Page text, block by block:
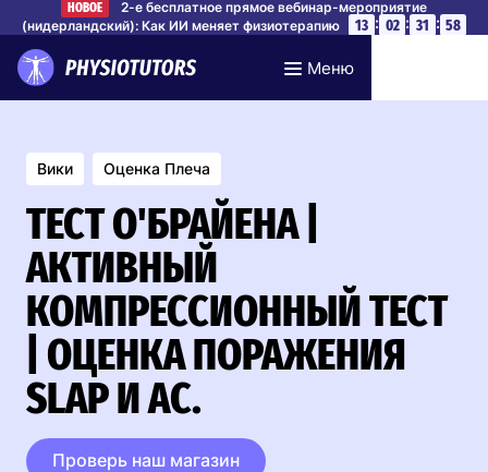
НОВОЕ
2-е бесплатное прямое вебинар-мероприятие
(нидерландский): Как ИИ меняет физиотерапию
13 : 02 : 31 : 57
Меню
Вики Оценка Плеча
ТЕСТ О'БРАЙЕНА |
АКТИВНЫЙ
КОМПРЕССИОННЫЙ ТЕСТ
| ОЦЕНКА ПОРАЖЕНИЯ
SLAP И AC.
Проверь наш магазин